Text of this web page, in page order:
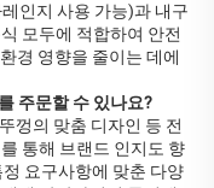
인지 사용 가능)과 내구
모두에 적합하여 안전
경 영향을 줄이는 데에
주문할 수 있나요?
껑의 맞춤 디자인 등 전
통해 브랜드 인지도 향
요구사항에 맞춘 다양